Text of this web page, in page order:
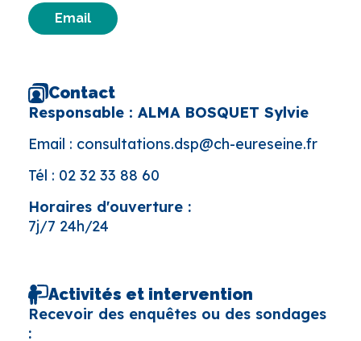
Email
Contact
Responsable : ALMA BOSQUET Sylvie
Email : consultations.dsp@ch-eureseine.fr
Tél : 02 32 33 88 60
Horaires d'ouverture :
7j/7 24h/24
Activités et intervention
Recevoir des enquêtes ou des sondages
: